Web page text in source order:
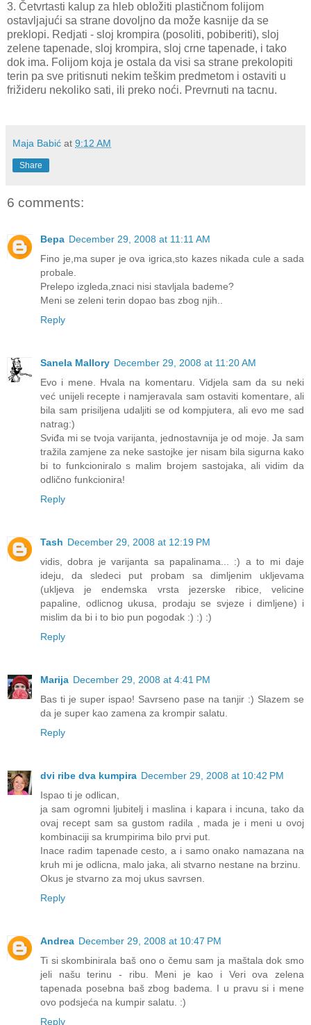
3. Četvrtasti kalup za hleb obložiti plastičnom folijom
ostavljajući sa strane dovoljno da može kasnije da se
preklopi. Redjati - sloj krompira (posoliti, pobiberiti), sloj
zelene tapenade, sloj krompira, sloj crne tapenade, i tako
dok ima. Folijom koja je ostala da visi sa strane prekolopiti
terin pa sve pritisnuti nekim teškim predmetom i ostaviti u
frižideru nekoliko sati, ili preko noći. Prevrnuti na tacnu.
Maja Babić at 9:12 AM
Share
6 comments:
Вера December 29, 2008 at 11:11 AM
Fino je,ma super je ova igrica,sto kazes nikada cule a sada
probale.
Prelepo izgleda,znaci nisi stavljala bademe?
Meni se zeleni terin dopao bas zbog njih..
Reply
Sanela Mallory December 29, 2008 at 11:20 AM
Evo i mene. Hvala na komentaru. Vidjela sam da su neki
već unijeli recepte i namjeravala sam ostaviti komentare, ali
bila sam prisiljena udaljiti se od kompjutera, ali evo me sad
natrag:)
Sviđa mi se tvoja varijanta, jednostavnija je od moje. Ja sam
tražila zamjene za neke sastojke jer nisam bila sigurna kako
bi to funkcioniralo s malim brojem sastojaka, ali vidim da
odlično funkcionira!
Reply
Tash December 29, 2008 at 12:19 PM
vidis, dobra je varijanta sa papalinama... :) a to mi daje
ideju, da sledeci put probam sa dimljenim ukljevama
(ukljeva je endemska vrsta jezerske ribice, velicine
papaline, odlicnog ukusa, prodaju se svjeze i dimljene) i
mislim da bi i to bio pun pogodak :) :) :)
Reply
Marija December 29, 2008 at 4:41 PM
Bas ti je super ispao! Savrseno pase na tanjir :) Slazem se
da je super kao zamena za krompir salatu.
Reply
dvi ribe dva kumpira December 29, 2008 at 10:42 PM
Ispao ti je odlican,
ja sam ogromni ljubitelj i maslina i kapara i incuna, tako da
ovaj recept sam sa gustom radila , mada je i meni u ovoj
kombinaciji sa krumpirima bilo prvi put.
Inace radim tapenade cesto, a i samo onako namazana na
kruh mi je odlicna, malo jaka, ali stvarno nestane na brzinu.
Okus je stvarno za moj ukus savrsen.
Reply
Andrea December 29, 2008 at 10:47 PM
Ti si skombinirala baš ono o čemu sam ja maštala dok smo
jeli našu terinu - ribu. Meni je kao i Veri ova zelena
tapenada posebna baš zbog badema. I u pravu si i mene
ovo podsjeća na kumpir salatu. :)
Reply